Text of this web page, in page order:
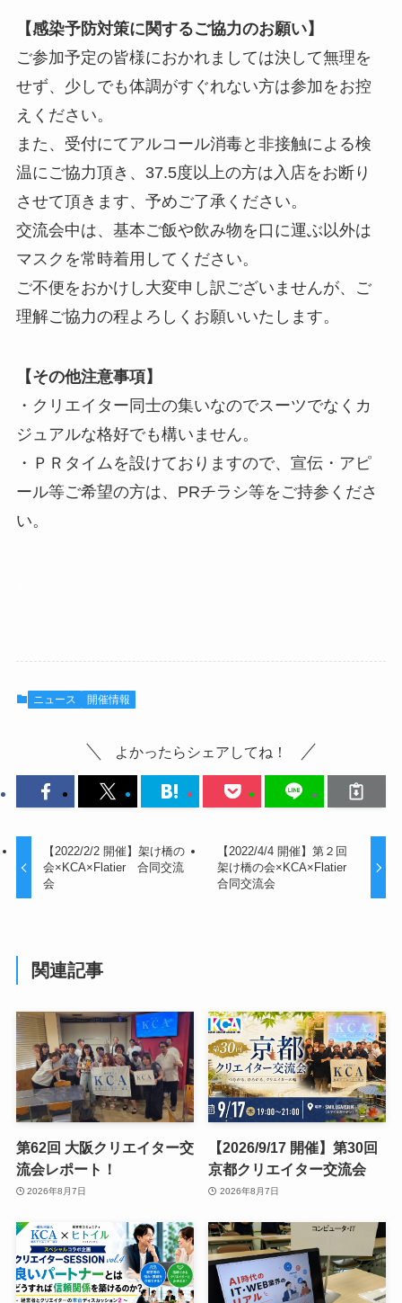
【感染予防対策に関するご協力のお願い】
ご参加予定の皆様におかれましては決して無理を
せず、少しでも体調がすぐれない方は参加をお控
えください。
また、受付にてアルコール消毒と非接触による検
温にご協力頂き、37.5度以上の方は入店をお断り
させて頂きます、予めご了承ください。
交流会中は、基本ご飯や飲み物を口に運ぶ以外は
マスクを常時着用してください。
ご不便をおかけし大変申し訳ございませんが、ご
理解ご協力の程よろしくお願いいたします。
【その他注意事項】
・クリエイター同士の集いなのでスーツでなくカ
ジュアルな格好でも構いません。
・ＰＲタイムを設けておりますので、宣伝・アピ
ール等ご希望の方は、PRチラシ等をご持参くださ
い。
ニュース 開催情報
よかったらシェアしてね！
【2022/2/2 開催】架け橋の
会×KCA×Flatier 合同交流
会
【2022/4/4 開催】第２回
架け橋の会×KCA×Flatier
合同交流会
関連記事
第62回 大阪クリエイター交
流会レポート！
2026年8月7日
【2026/9/17 開催】第30回
京都クリエイター交流会
2026年8月7日